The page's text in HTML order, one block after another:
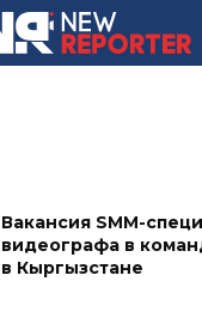
Вакансия SMM-
видеографа в
в Кыргызстане